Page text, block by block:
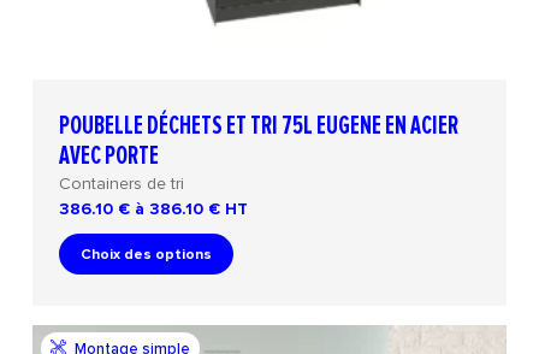
POUBELLE DÉCHETS ET TRI 75L EUGENE EN ACIER
AVEC PORTE
Containers de tri
386.10 € à 386.10 € HT
Choix des options
Montage simple